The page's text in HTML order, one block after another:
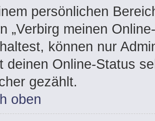
persönlichen
„Verbirg meinen
können nur
deinen Online-Status
gezählt.
oben